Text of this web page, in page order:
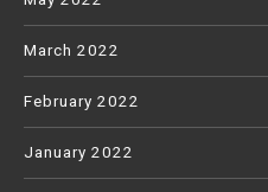
March 2022
February 2022
January 2022